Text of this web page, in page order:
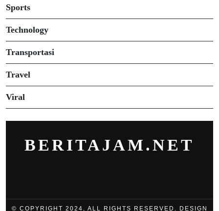
Sports
Technology
Transportasi
Travel
Viral
BERITAJAM.NET
© COPYRIGHT 2024, ALL RIGHTS RESERVED. DESIGN